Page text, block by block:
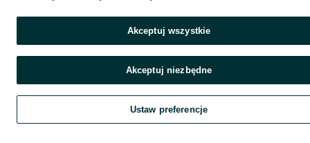
Szukaj Obserwujesz Dodaj Czat
Akceptuj wszystkie
Akceptuj niezbędne
Ustaw preferencje